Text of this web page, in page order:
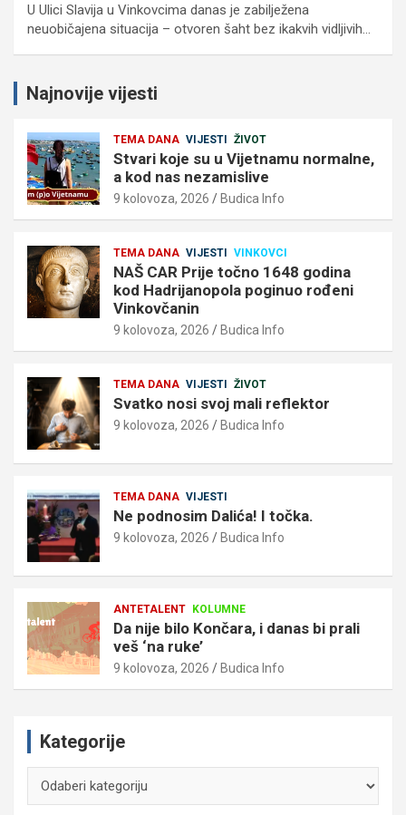
U Ulici Slavija u Vinkovcima danas je zabilježena
neuobičajena situacija – otvoren šaht bez ikakvih vidljivih…
Najnovije vijesti
TEMA DANA VIJESTI ŽIVOT
Stvari koje su u Vijetnamu normalne,
a kod nas nezamislive
9 kolovoza, 2026 Budica Info
TEMA DANA VIJESTI VINKOVCI
NAŠ CAR Prije točno 1648 godina
kod Hadrijanopola poginuo rođeni
Vinkovčanin
9 kolovoza, 2026 Budica Info
TEMA DANA VIJESTI ŽIVOT
Svatko nosi svoj mali reflektor
9 kolovoza, 2026 Budica Info
TEMA DANA VIJESTI
Ne podnosim Dalića! I točka.
9 kolovoza, 2026 Budica Info
ANTETALENT KOLUMNE
Da nije bilo Končara, i danas bi prali
veš ‘na ruke’
9 kolovoza, 2026 Budica Info
Kategorije